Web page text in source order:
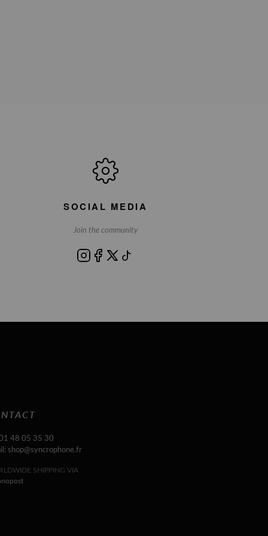
SOCIAL MEDIA
Join the community
48 05 35 30
shop@syncrophone.fr
SHIPPING VIA